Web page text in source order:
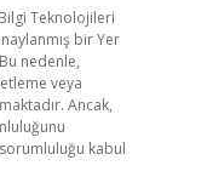
Teknolojileri
bir Yer
nedenle,
veya
Ancak,
kabul